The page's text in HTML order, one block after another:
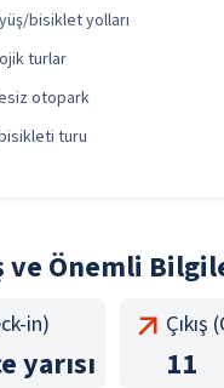
bisiklet yolları
turlar
otopark
turu
ve Önemli
in)
yarısı
Çıkış
11